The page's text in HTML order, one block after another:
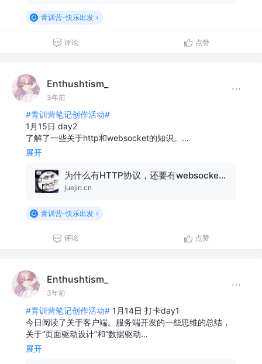
青训营-快乐出发
评论 点赞
Enthushtism_
3年前
#青训营笔记创作活动#
1月15日 day2
了解了一些关于http和websocket的知识。…
展开
为什么有HTTP协议，还要有websocket协议？
juejin.cn
青训营-快乐出发
评论 点赞
Enthushtism_
3年前
#青训营笔记创作活动# 1月14日 打卡day1
今日阅读了关于客户端。服务端开发的一些思维的总结，
关于“页面驱动设计”和“数据驱动…
展开